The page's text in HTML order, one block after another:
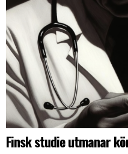
Finsk studie utmanar